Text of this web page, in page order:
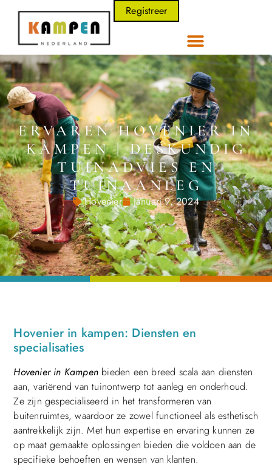
Registreer
ERVAREN HOVENIER IN
KAMPEN | DESKUNDIG
TUINADVIES EN
TUINAANLEG
Hovenier Januari 9, 2024
Hovenier in kampen: Diensten en
specialisaties
Hovenier in Kampen bieden een breed scala aan diensten
aan, variërend van tuinontwerp tot aanleg en onderhoud.
Ze zijn gespecialiseerd in het transformeren van
buitenruimtes, waardoor ze zowel functioneel als esthetisch
aantrekkelijk zijn. Met hun expertise en ervaring kunnen ze
op maat gemaakte oplossingen bieden die voldoen aan de
specifieke behoeften en wensen van klanten.